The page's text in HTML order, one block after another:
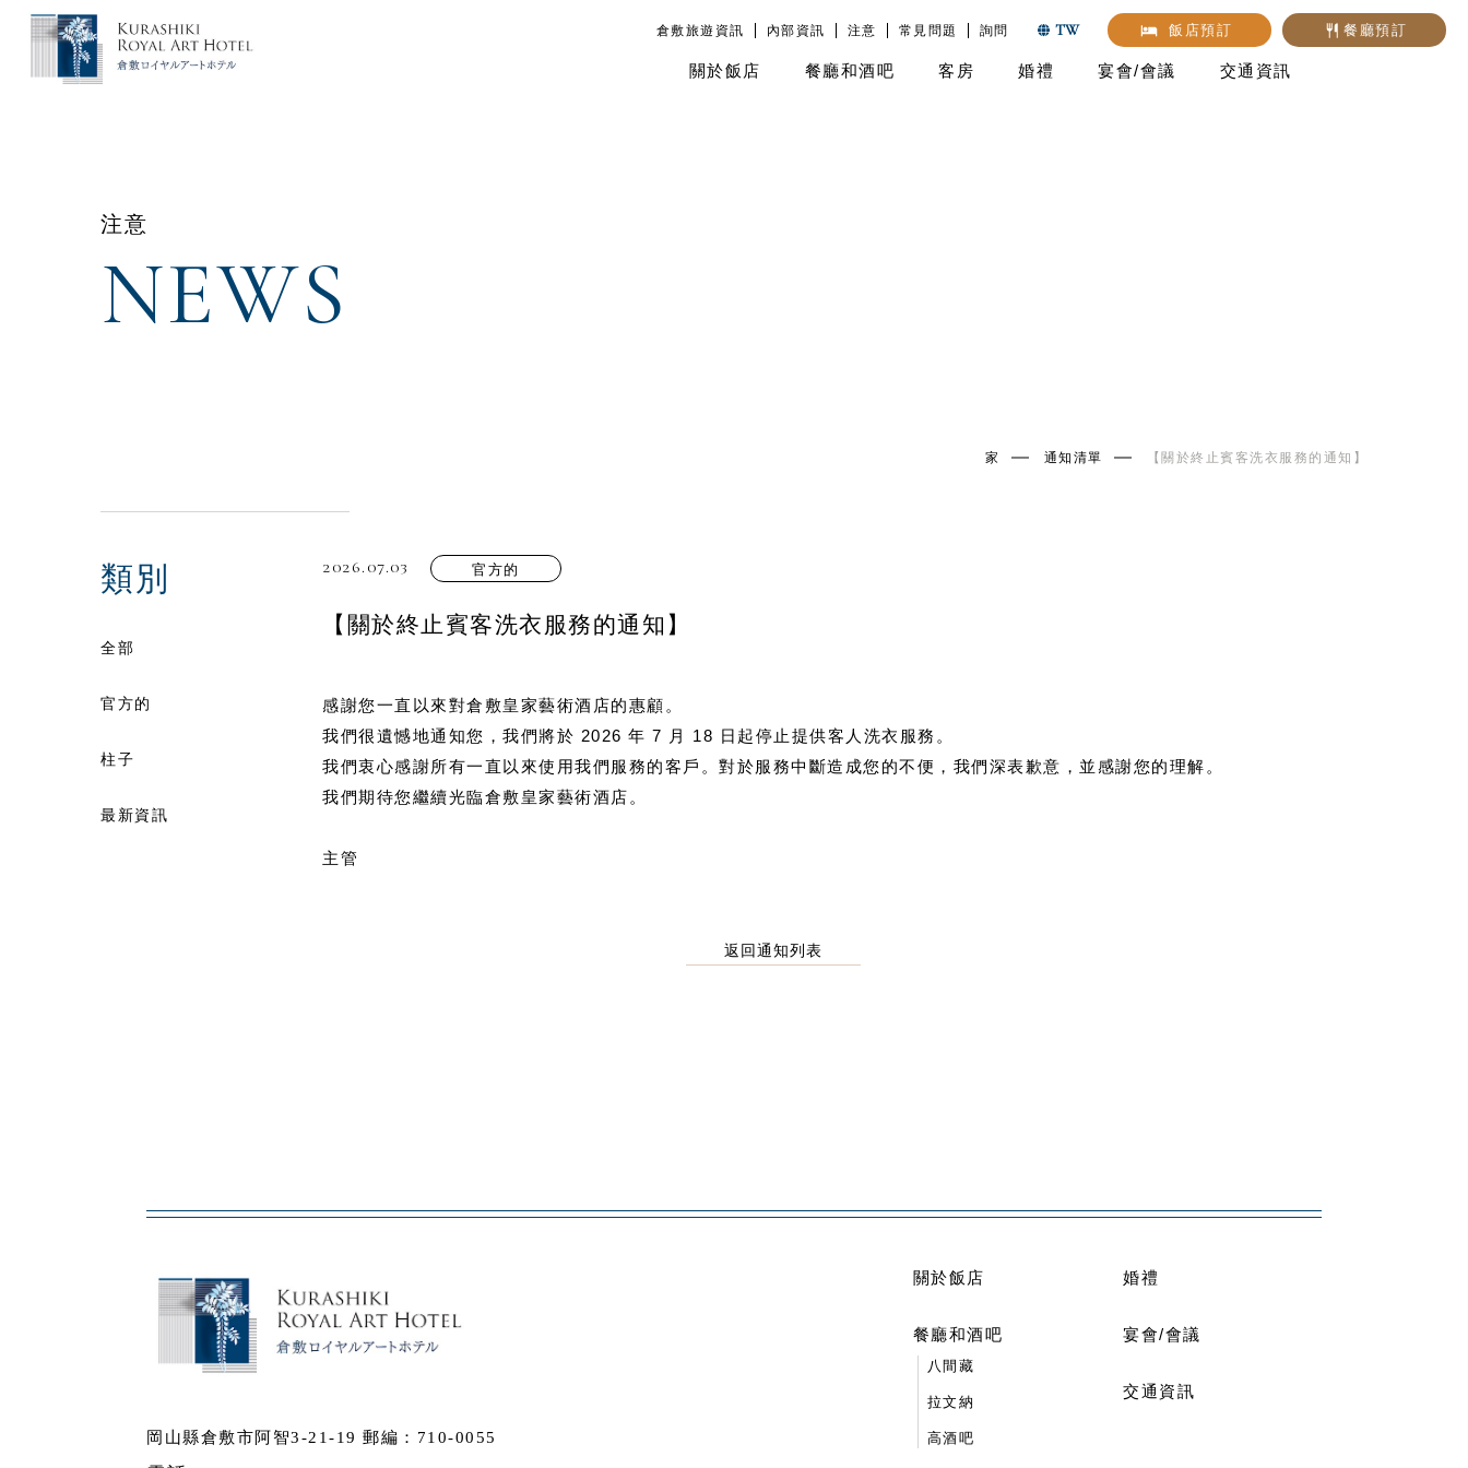
倉敷旅遊資訊 內部資訊 注意 常見問題 詢問 TW 飯店預訂 餐廳預訂
關於飯店 餐廳和酒吧 客房 婚禮 宴會/會議 交通資訊
注意
NEWS
家 通知清單 【關於終止賓客洗衣服務的通知】
類別
全部
官方的
柱子
最新資訊
2026.07.03 官方的
【關於終止賓客洗衣服務的通知】
感謝您一直以來對倉敷皇家藝術酒店的惠顧。
我們很遺憾地通知您，我們將於 2026 年 7 月 18 日起停止提供客人洗衣服務。
我們衷心感謝所有一直以來使用我們服務的客戶。對於服務中斷造成您的不便，我們深表歉意，並感謝您的理解。
我們期待您繼續光臨倉敷皇家藝術酒店。
主管
返回通知列表
岡山縣倉敷市阿智3-21-19 郵編：710-0055
關於飯店
餐廳和酒吧
八間藏
拉文納
高酒吧
婚禮
宴會/會議
交通資訊